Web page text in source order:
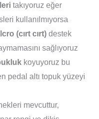
takıyoruz eğer
kullanılmıyorsa
(cırt cırt) destek
sağlıyoruz
koyuyoruz bu
pedal altı topuk yüzeyi
mevcuttur,